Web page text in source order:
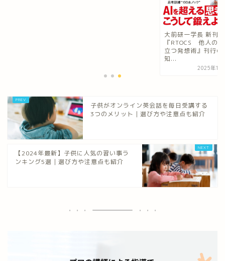
大前研一学長 新刊
『RTOCS 他人の立
立つ発想術』刊行の
知...
2025年11
子供がオンライン英会話を毎日受講する
3つのメリット｜選び方や注意点も紹介
【2024年最新】子供に人気の習い事ラ
ンキング5選｜選び方や注意点も紹介